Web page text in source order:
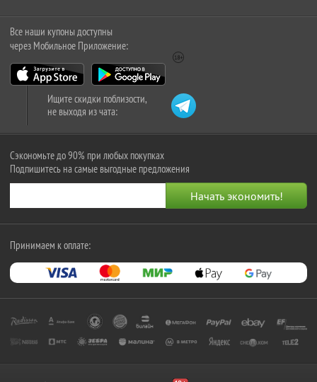
Все наши купоны доступны
через Мобильное Приложение:
Ищите скидки поблизости,
не выходя из чата:
Сэкономьте до 90% при любых покупках
Подпишитесь на самые выгодные предложения
Принимаем к оплате: